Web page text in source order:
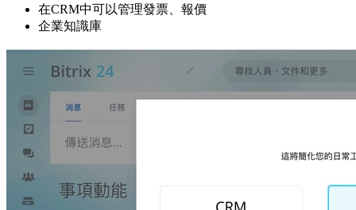
在CRM中可以管理發票、報價
企業知識庫